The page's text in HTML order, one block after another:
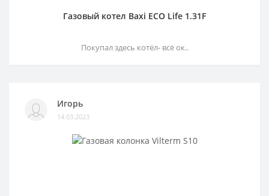
Газовый котел Baxi ECO Life 1.31F
Покупал здесь котёл- всё ок..
Игорь
14.03.2023